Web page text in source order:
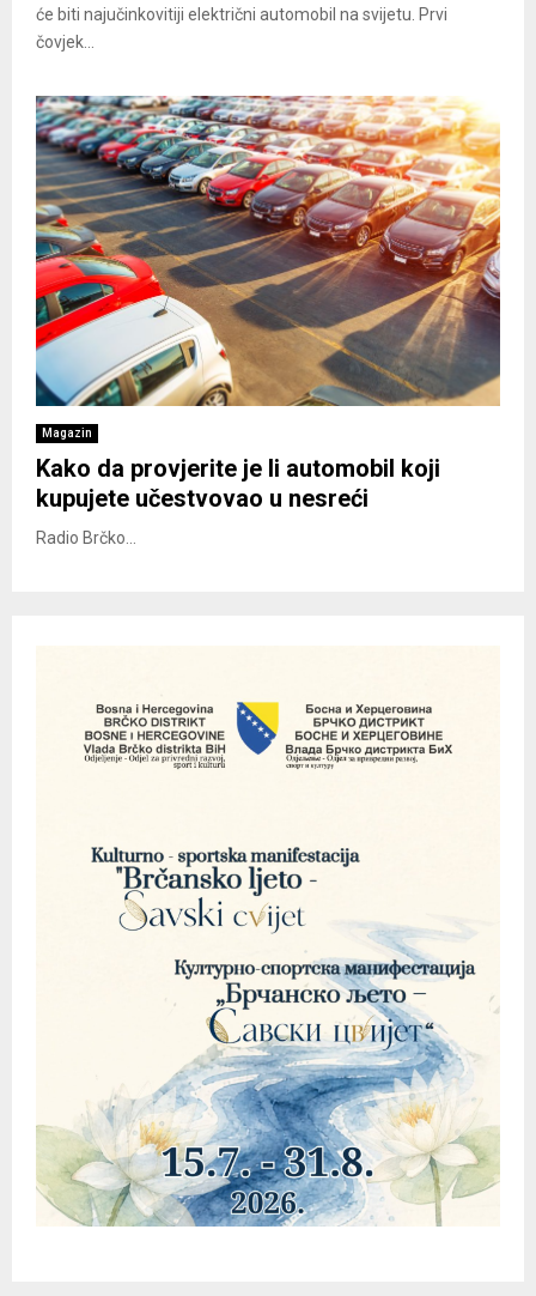
će biti najučinkovitiji električni automobil na svijetu. Prvi
čovjek...
Magazin
Kako da provjerite je li automobil koji
kupujete učestvovao u nesreći
Radio Brčko...